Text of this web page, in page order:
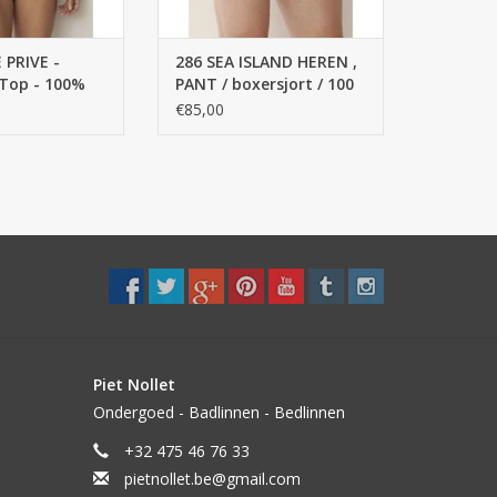
puur katoen
zijn filigraan
WINKELWAGEN
PRIVE -
- 100%
fijn,
TOEVOEGEN AAN WINKELWAGEN
286 SEA ISLAND HEREN ,
PANT / boxersjort / 100
% Top KATOEN
€85,00
Piet Nollet
Ondergoed - Badlinnen - Bedlinnen
+32 475 46 76 33
pietnollet.be@gmail.com